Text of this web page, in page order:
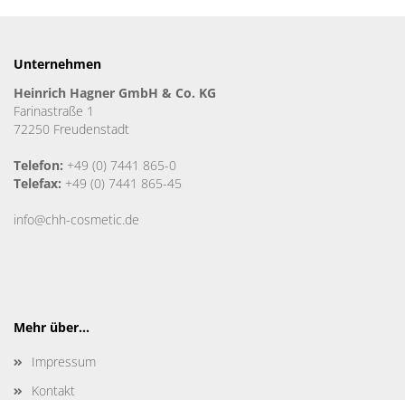
Unternehmen
Heinrich Hagner GmbH & Co. KG
Farinastraße 1
72250 Freudenstadt
Telefon: +49 (0) 7441 865-0
Telefax: +49 (0) 7441 865-45
info@chh-cosmetic.de
Mehr über...
Impressum
Kontakt